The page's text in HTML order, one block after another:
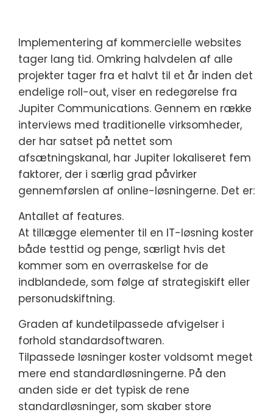
Implementering af kommercielle websites
tager lang tid. Omkring halvdelen af alle
projekter tager fra et halvt til et år inden det
endelige roll-out, viser en redegørelse fra
Jupiter Communications. Gennem en række
interviews med traditionelle virksomheder,
der har satset på nettet som
afsætningskanal, har Jupiter lokaliseret fem
faktorer, der i særlig grad påvirker
gennemførslen af online-løsningerne. Det er:
Antallet af features.
At tillægge elementer til en IT-løsning koster
både testtid og penge, særligt hvis det
kommer som en overraskelse for de
indblandede, som følge af strategiskift eller
personudskiftning.
Graden af kundetilpassede afvigelser i
forhold standardsoftwaren.
Tilpassede løsninger koster voldsomt meget
mere end standardløsningerne. På den
anden side er det typisk de rene
standardløsninger, som skaber store